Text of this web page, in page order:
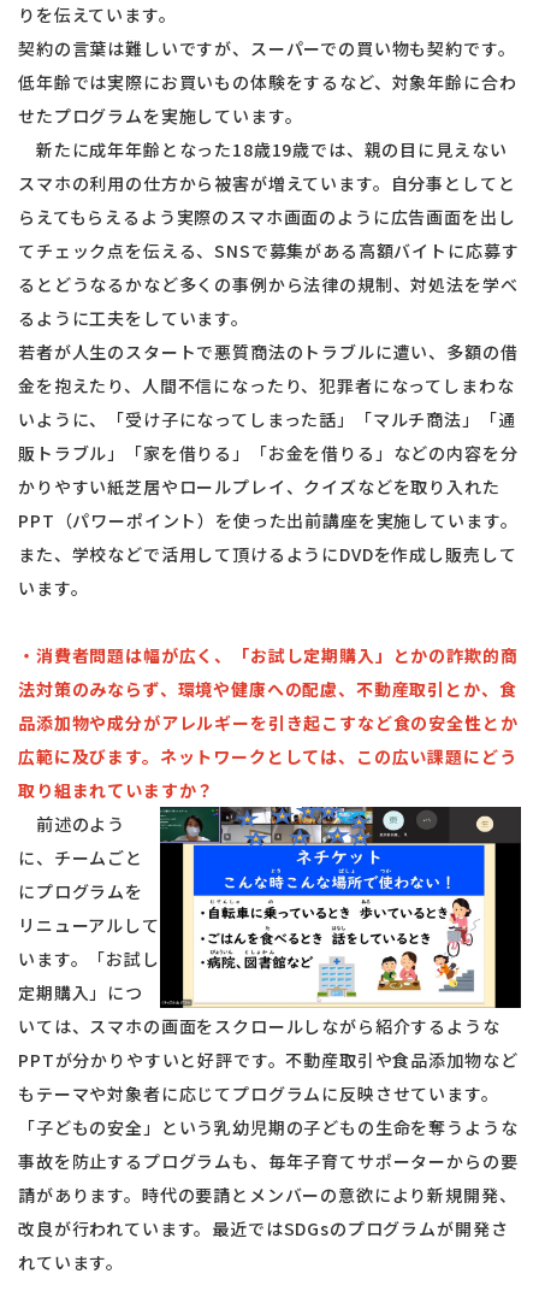
りを伝えています。
契約の言葉は難しいですが、スーパーでの買い物も契約です。
低年齢では実際にお買いもの体験をするなど、対象年齢に合わ
せたプログラムを実施しています。
新たに成年年齢となった18歳19歳では、親の目に見えない
スマホの利用の仕方から被害が増えています。自分事としてと
らえてもらえるよう実際のスマホ画面のように広告画面を出し
てチェック点を伝える、SNSで募集がある高額バイトに応募す
るとどうなるかなど多くの事例から法律の規制、対処法を学べ
るように工夫をしています。
若者が人生のスタートで悪質商法のトラブルに遭い、多額の借
金を抱えたり、人間不信になったり、犯罪者になってしまわな
いように、「受け子になってしまった話」「マルチ商法」「通
販トラブル」「家を借りる」「お金を借りる」などの内容を分
かりやすい紙芝居やロールプレイ、クイズなどを取り入れた
PPT（パワーポイント）を使った出前講座を実施しています。
また、学校などで活用して頂けるようにDVDを作成し販売して
います。
・消費者問題は幅が広く、「お試し定期購入」とかの詐欺的商
法対策のみならず、環境や健康への配慮、不動産取引とか、食
品添加物や成分がアレルギーを引き起こすなど食の安全性とか
広範に及びます。ネットワークとしては、この広い課題にどう
取り組まれていますか？
前述のよう
に、チームごと
にプログラムを
リニューアルして
います。「お試し
定期購入」につ
いては、スマホの画面をスクロールしながら紹介するような
PPTが分かりやすいと好評です。不動産取引や食品添加物など
もテーマや対象者に応じてプログラムに反映させています。
「子どもの安全」という乳幼児期の子どもの生命を奪うような
事故を防止するプログラムも、毎年子育てサポーターからの要
請があります。時代の要請とメンバーの意欲により新規開発、
改良が行われています。最近ではSDGsのプログラムが開発さ
れています。